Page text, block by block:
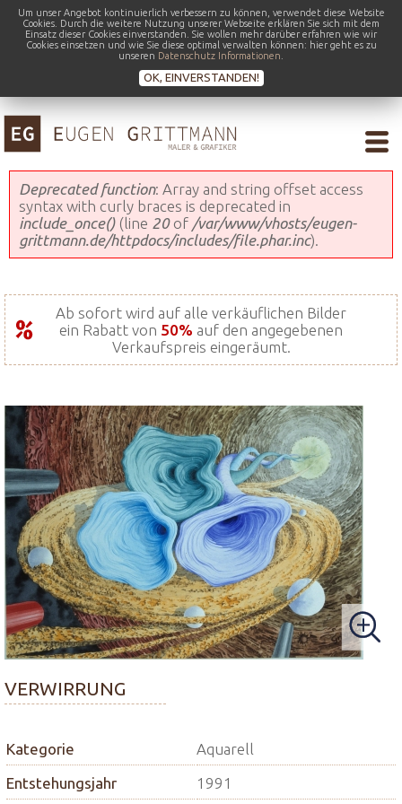
Um unser Angebot kontinuierlich verbessern zu können, verwendet diese Website
Cookies. Durch die weitere Nutzung unserer Webseite erklären Sie sich mit dem
Einsatz dieser Cookies einverstanden. Sie wollen mehr darüber erfahren wie wir
Cookies einsetzen und wie Sie diese optimal verwalten können: hier geht es zu
unseren Datenschutz Informationen
OK, EINVERSTANDEN!
Fehlermeldung
Deprecated function: Array and string offset access
syntax with curly braces is deprecated in
include_once()(line 20of /var/www/vhosts/eugen-
grittmann.de/httpdocs/includes/file.phar.inc).
Ab sofort wird auf alle verkäuflichen Bilder
ein Rabatt von 50% auf den angegebenen
Verkaufspreis eingeräumt.
VERWIRRUNG
Kategorie
Aquarell
Entstehungsjahr
1991